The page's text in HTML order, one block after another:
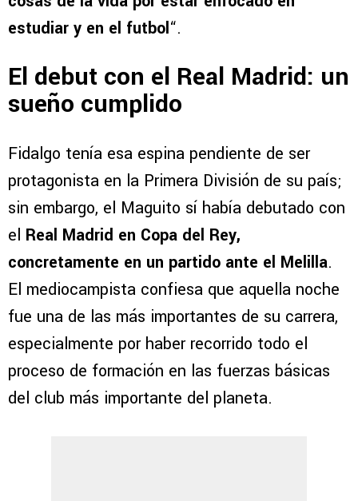
estudiar y en el futbol“.
El debut con el Real Madrid: un
sueño cumplido
Fidalgo tenía esa espina pendiente de ser
protagonista en la Primera División de su país;
sin embargo, el Maguito sí había debutado con
el Real Madrid en Copa del Rey,
concretamente en un partido ante el Melilla.
El mediocampista confiesa que aquella noche
fue una de las más importantes de su carrera,
especialmente por haber recorrido todo el
proceso de formación en las fuerzas básicas
del club más importante del planeta.